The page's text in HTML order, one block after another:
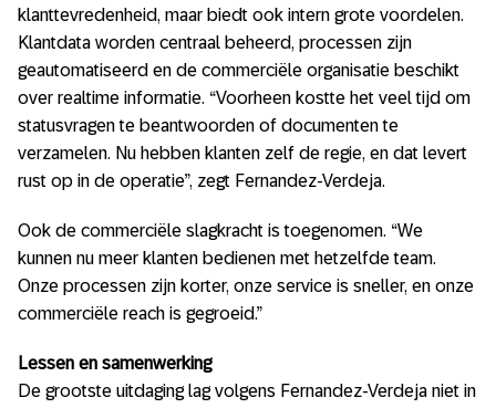
klanttevredenheid, maar biedt ook intern grote voordelen.
Klantdata worden centraal beheerd, processen zijn
geautomatiseerd en de commerciële organisatie beschikt
over realtime informatie. “Voorheen kostte het veel tijd om
statusvragen te beantwoorden of documenten te
verzamelen. Nu hebben klanten zelf de regie, en dat levert
rust op in de operatie”, zegt Fernandez-Verdeja.
Ook de commerciële slagkracht is toegenomen. “We
kunnen nu meer klanten bedienen met hetzelfde team.
Onze processen zijn korter, onze service is sneller, en onze
commerciële reach is gegroeid.”
Lessen en samenwerking
De grootste uitdaging lag volgens Fernandez-Verdeja niet in